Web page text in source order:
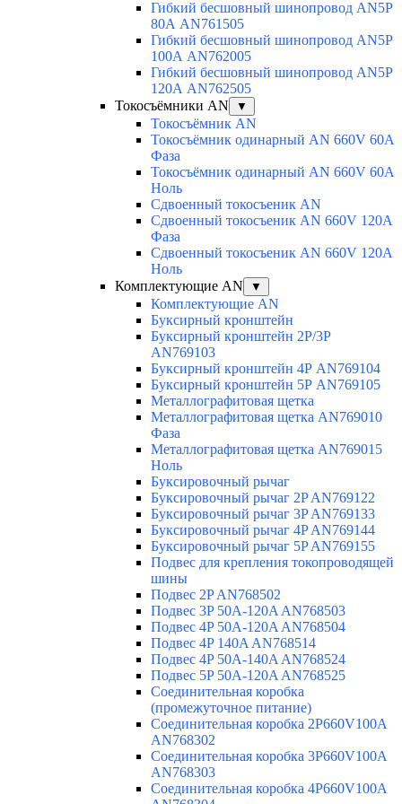
Гибкий бесшовный шинопровод AN5P
80А AN761505
Гибкий бесшовный шинопровод AN5P
100А AN762005
Гибкий бесшовный шинопровод AN5P
120А AN762505
Токосъёмники AN
▼
Токосъёмник AN
Токосъёмник одинарный AN 660V 60A
Фаза
Токосъёмник одинарный AN 660V 60A
Ноль
Сдвоенный токосъеник AN
Сдвоенный токосъеник AN 660V 120A
Фаза
Сдвоенный токосъеник AN 660V 120A
Ноль
Комплектующие AN
▼
Комплектующие AN
Буксирный кронштейн
Буксирный кронштейн 2Р/3Р
AN769103
Буксирный кронштейн 4Р AN769104
Буксирный кронштейн 5Р AN769105
Металлографитовая щетка
Металлографитовая щетка AN769010
Фаза
Металлографитовая щетка AN769015
Ноль
Буксировочный рычаг
Буксировочный рычаг 2P AN769122
Буксировочный рычаг 3P AN769133
Буксировочный рычаг 4P AN769144
Буксировочный рычаг 5P AN769155
Подвес для крепления токопроводящей
шины
Подвес 2P AN768502
Подвес 3P 50A-120A AN768503
Подвес 4P 50A-120A AN768504
Подвес 4P 140A AN768514
Подвес 4P 50A-140A AN768524
Подвес 5P 50A-120A AN768525
Соединительная коробка
(промежуточное питание)
Соединительная коробка 2P660V100A
AN768302
Соединительная коробка 3P660V100A
AN768303
Соединительная коробка 4P660V100A